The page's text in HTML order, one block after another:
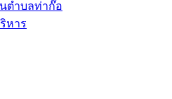
ตำบลท่าก๊อ
หาร